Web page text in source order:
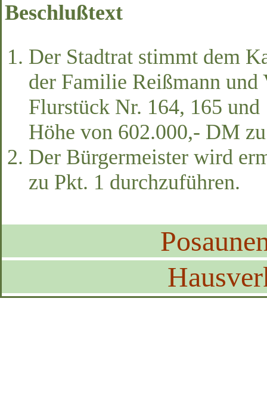
Beschlußtext
Der Stadtrat stimmt dem
der Familie Reißmann und
Flurstück Nr. 164, 165
Höhe von 602.000,- DM
Der Bürgermeister wird
zu Pkt. 1 durchzuführen.